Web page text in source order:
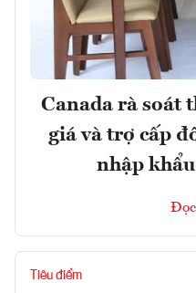
Canada rà soát
giá và trợ cấp
nhập
Tiêu điểm